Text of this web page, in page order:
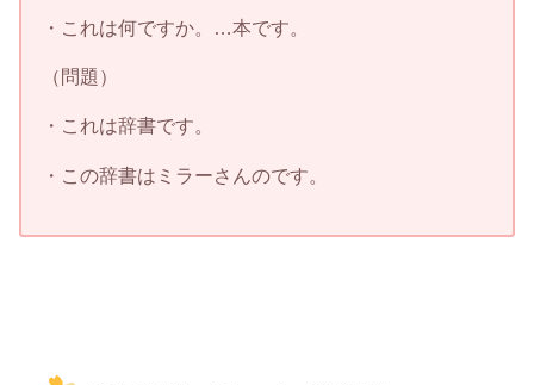
・これは何ですか。…本です。
（問題）
・これは辞書です。
・この辞書はミラーさんのです。